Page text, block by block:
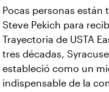
Pocas personas están
Steve Pekich para
Trayectoria de USTA
tres décadas,
estableció como un
indispensable de la